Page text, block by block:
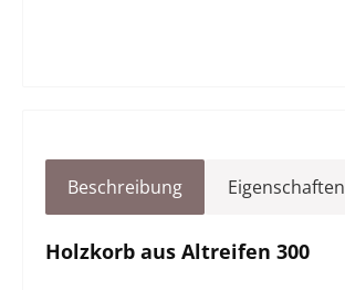
Beschreibung Eigenschaften
Holzkorb aus Altreifen 300